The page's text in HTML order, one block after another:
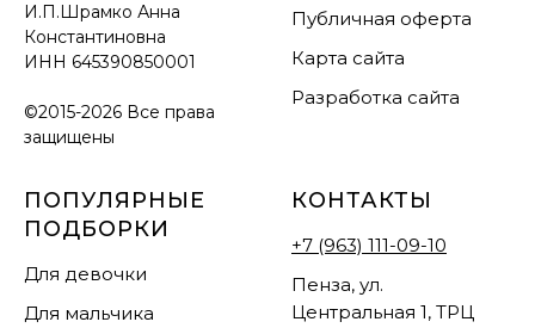
И.П.Шрамко Анна
Константиновна
ИНН 645390850001
©2015-2026 Все права
защищены
Публичная оферта
Карта сайта
Разработка сайта
ПОПУЛЯРНЫЕ
ПОДБОРКИ
Для девочки
Для мальчика
КОНТАКТЫ
+7 (963) 111-09-10
Пенза, ул.
Центральная 1, ТРЦ